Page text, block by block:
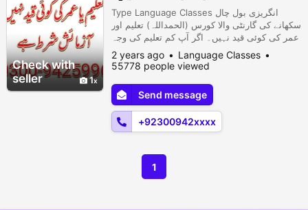
Check with
seller
1
Type Language Classes انگریزی بول چال
سکھانے کی گارنٹی والا کورس (الحمداللہ) تعلیم اور
عمر کی کوئی قید نہیں۔ اگر آپ کم تعلیم کی وجہ
سے یا مناسب تعلیم کے باوجود انگلش زبان روانی
سے نہیں بول سکتے تو میرا یہ کورس آپ کے لیے
ہی ہے۔ ماہر انگلش لینگویج ٹیچر سے آنلائن/فون
کال پہ لیکچر لیں --صفر سے مہارت تک --کلاس کا
وقت آپ کی سہولت کے مطابق --انفرادی
کلاس(صرف 1 سٹوڈ...
2 years ago
Language Classes
55778 people viewed
Send message
+92300942xxxx
1